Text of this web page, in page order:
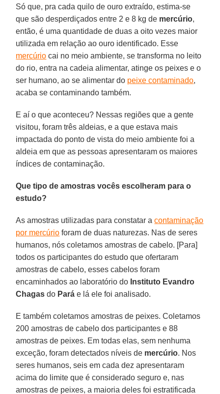
Só que, pra cada quilo de ouro extraído, estima-se
que são desperdiçados entre 2 e 8 kg de mercúrio,
então, é uma quantidade de duas a oito vezes maior
utilizada em relação ao ouro identificado. Esse
mercúrio cai no meio ambiente, se transforma no leito
do rio, entra na cadeia alimentar, atinge os peixes e o
ser humano, ao se alimentar do peixe contaminado,
acaba se contaminando também.
E aí o que aconteceu? Nessas regiões que a gente
visitou, foram três aldeias, e a que estava mais
impactada do ponto de vista do meio ambiente foi a
aldeia em que as pessoas apresentaram os maiores
índices de contaminação.
Que tipo de amostras vocês escolheram para o
estudo?
As amostras utilizadas para constatar acontaminação
por mercúrio foram de duas naturezas. Nas de seres
humanos, nós coletamos amostras de cabelo. [Para]
todos os participantes do estudo que ofertaram
amostras de cabelo, esses cabelos foram
encaminhados ao laboratório do Instituto Evandro
Chagas do Pará e lá ele foi analisado.
E também coletamos amostras de peixes. Coletamos
200 amostras de cabelo dos participantes e 88
amostras de peixes. Em todas elas, sem nenhuma
exceção, foram detectados níveis de mercúrio. Nos
seres humanos, seis em cada dez apresentaram
acima do limite que é considerado seguro e, nas
amostras de peixes, a maioria deles foi estratificada